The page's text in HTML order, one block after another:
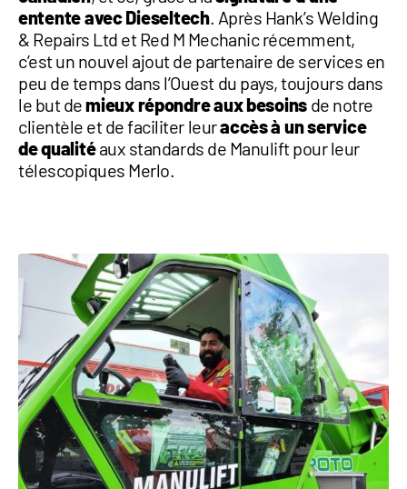
1 877-641-8355
CONTACTEZ-NOUS
entente avec Dieseltech. Après Hank’s Welding
& Repairs Ltd et Red M Mechanic récemment,
c’est un nouvel ajout de partenaire de services en
peu de temps dans l’Ouest du pays, toujours dans
le but demieux répondre aux besoins de notre
clientèle et de faciliter leuraccès à un service
de qualitéaux standards de Manulift pour leur
télescopiques Merlo.